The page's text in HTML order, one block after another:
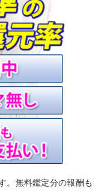
。無料鑑定分の報酬も